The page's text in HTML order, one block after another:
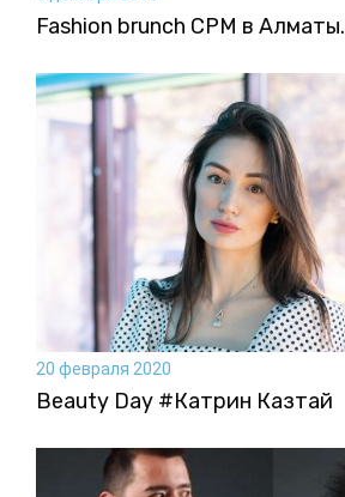
Fashion brunch CPM в Алматы.
20 февраля 2020
Beauty Day #Катрин Казтай